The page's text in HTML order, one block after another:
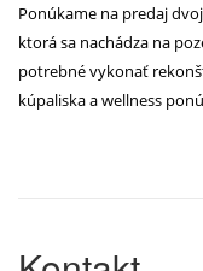
Ponúkame na predaj
ktorá sa nachádza na
potrebné vykonať
kúpaliska a wellness